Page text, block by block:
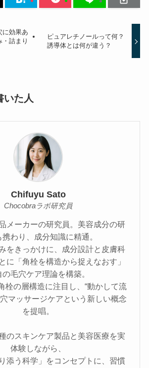
に効果あ
・詰まり
ピュアレチノールって何？
誘導体とは何が違う？
いた人
Chifuyu Sato
Chocobraラボ研究員
メーカーの研究員。美容成分の研
携わり、成分知識に精通。
をきっかけに、成分設計と皮膚科
に「角栓を構造から捉えなおす」
の毛穴ケア理論を構築。
栓の層構造に注目し、“動かして流
マッサージケアという新しい概念
を提唱。
のスキンケア製品と美容医療を実
体験しながら、
添う科学」をコンセプトに、習慣